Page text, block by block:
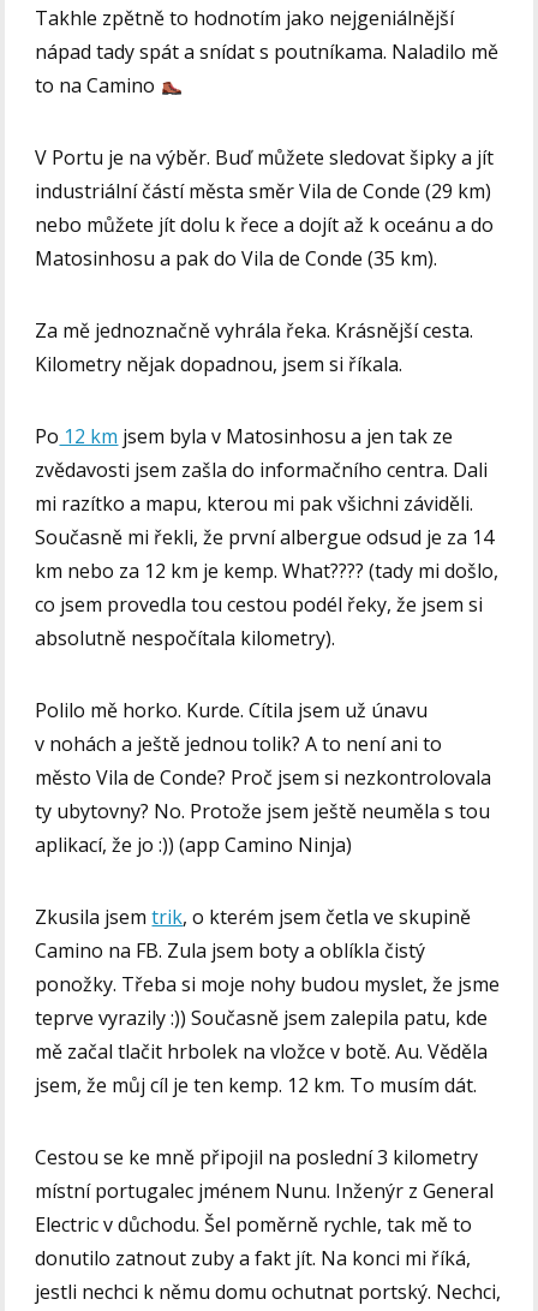
Takhle zpětně to hodnotím jako nejgeniálnější
nápad tady spát a snídat s poutníkama. Naladilo mě
to na Camino
V Portu je na výběr. Buď můžete sledovat šipky a jít
industriální částí města směr Vila de Conde (29 km)
nebo můžete jít dolu k řece a dojít až k oceánu a do
Matosinhosu a pak do Vila de Conde (35 km).
Za mě jednoznačně vyhrála řeka. Krásnější cesta.
Kilometry nějak dopadnou, jsem si říkala.
Po 12 km jsem byla v Matosinhosu a jen tak ze
zvědavosti jsem zašla do informačního centra. Dali
mi razítko a mapu, kterou mi pak všichni záviděli.
Současně mi řekli, že první albergue odsud je za 14
km nebo za 12 km je kemp. What???? (tady mi došlo,
co jsem provedla tou cestou podél řeky, že jsem si
absolutně nespočítala kilometry).
Polilo mě horko. Kurde. Cítila jsem už únavu
v nohách a ještě jednou tolik? A to není ani to
město Vila de Conde? Proč jsem si nezkontrolovala
ty ubytovny? No. Protože jsem ještě neuměla s tou
aplikací, že jo :)) (app Camino Ninja)
Zkusila jsemtrik, o kterém jsem četla ve skupině
Camino na FB. Zula jsem boty a oblíkla čistý
ponožky. Třeba si moje nohy budou myslet, že jsme
teprve vyrazily :)) Současně jsem zalepila patu, kde
mě začal tlačit hrbolek na vložce v botě. Au. Věděla
jsem, že můj cíl je ten kemp. 12 km. To musím dát.
Cestou se ke mně připojil na poslední 3 kilometry
místní portugalec jménem Nunu. Inženýr z General
Electric v důchodu. Šel poměrně rychle, tak mě to
donutilo zatnout zuby a fakt jít. Na konci mi říká,
jestli nechci k němu domu ochutnat portský. Nechci,